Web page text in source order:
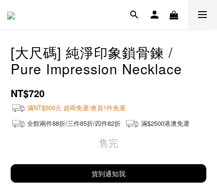
[大尺碼] 純淨印象鎖骨鍊 /
Pure Impression Necklace
NT$720
滿NT$500元 超商免運/會員1件免運
全館兩件88折/三件85折/四件82折
滿$2500港澳免運
售完
貨到通知我